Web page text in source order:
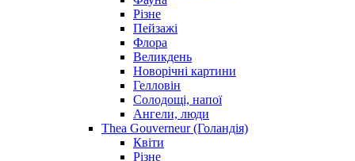
Різне
Пейзажі
Флора
Великдень
Новорічні картини
Гелловін
Солодощі, напої
Ангели, люди
Thea Gouverneur (Голандія)
Квіти
Різне